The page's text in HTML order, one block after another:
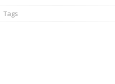
] Baanrecord 1500m Meike Ketelaars
Tags